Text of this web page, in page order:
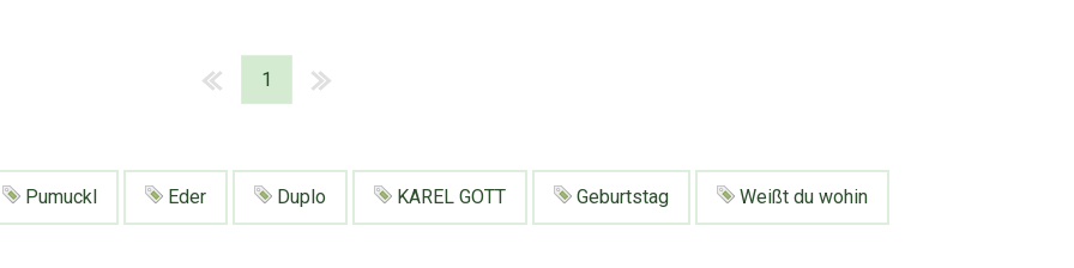
1
Pumuckl Eder Duplo KAREL GOTT Geburtstag Weißt du wohin